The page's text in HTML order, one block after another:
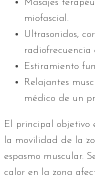
Masajes
miofascial.
Ultrasonidos,
radiofrecuencia
Estiramiento
Relajantes
médico de un
El principal objetivo
la movilidad de la
espasmo muscular.
calor en la zona